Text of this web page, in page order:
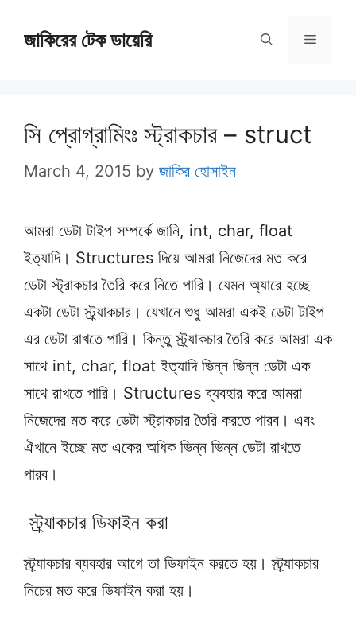
জাকিরের টেক ডায়েরি Menu
সি প্রোগ্রামিংঃ স্ট্রাকচার – struct
March 4, 2015 by জাকির হোসাইন
আমরা ডেটা টাইপ সম্পর্কে জানি, int, char, float
ইত্যাদি। Structures দিয়ে আমরা নিজেদের মত করে
ডেটা স্ট্রাকচার তৈরি করে নিতে পারি। যেমন অ্যারে হচ্ছে
একটা ডেটা স্ট্র্যাকচার। যেখানে শুধু আমরা একই ডেটা টাইপ
এর ডেটা রাখতে পারি। কিন্তু স্ট্র্যাকচার তৈরি করে আমরা এক
সাথে int, char, float ইত্যাদি ভিন্ন ভিন্ন ডেটা এক
সাথে রাখতে পারি। Structures ব্যবহার করে আমরা
নিজেদের মত করে ডেটা স্ট্রাকচার তৈরি করতে পারব। এবং
ঐখানে ইচ্ছে মত একের অধিক ভিন্ন ভিন্ন ডেটা রাখতে
পারব।
স্ট্র্যাকচার ডিফাইন করা
স্ট্র্যাকচার ব্যবহার আগে তা ডিফাইন করতে হয়। স্ট্র্যাকচার
নিচের মত করে ডিফাইন করা হয়।